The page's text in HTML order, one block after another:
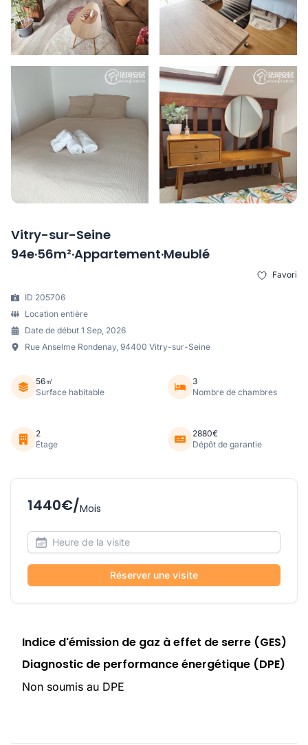
Vitry-sur-Seine
94e·56m²·Appartement·Meublé
Favori
ID 205706
Location entière
Date de début 1 Sep, 2026
Rue Anselme Rondenay, 94400 Vitry-sur-Seine
56㎡
Surface habitable
3
Nombre de chambres
2
Étage
2880€
Dépôt de garantie
1440€/Mois
Réserver une visite
Indice d'émission de gaz à effet de serre (GES)
Diagnostic de performance énergétique (DPE)
Non soumis au DPE